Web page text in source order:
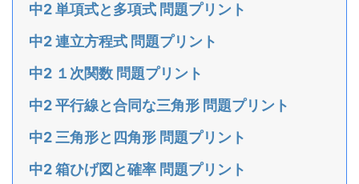
中2 単項式と多項式 問題プリント
中2 連立方程式 問題プリント
中2 １次関数 問題プリント
中2 平行線と合同な三角形 問題プリント
中2 三角形と四角形 問題プリント
中2 箱ひげ図と確率 問題プリント